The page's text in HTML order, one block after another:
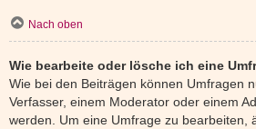
Nach oben
Wie bearbeite oder lösche ich eine
Wie bei den Beiträgen können Umfragen
Verfasser, einem Moderator oder einem
werden. Um eine Umfrage zu bearbeiten,